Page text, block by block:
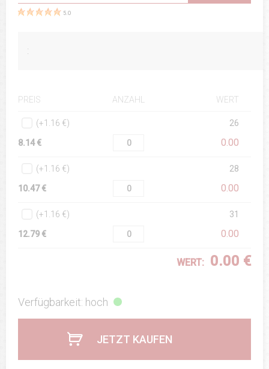
5.0
:
PREIS ANZAHL WERT
(+1.16 €) 26
8.14 € 0.00
(+1.16 €) 28
10.47 € 0.00
(+1.16 €) 31
12.79 € 0.00
WERT: 0.00 €
Verfügbarkeit: hoch
JETZT KAUFEN